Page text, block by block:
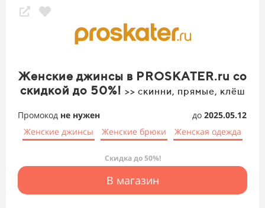
Женские джинсы в PROSKATER.ru со
скидкой до 50%! >> скинни, прямые, клёш
Промокод не нужен до 2025.05.12
Женские джинсы
Женские брюки Женская одежда
Скидка до 50%!
В магазин